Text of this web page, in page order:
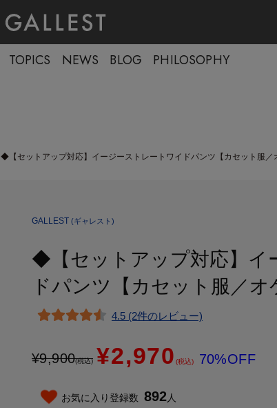
LIVE配信中！
TOPICS NEWS BLOG PHILOSOPHY
◆【セットアップ対応】イージーストレートワイドパンツ【カセット服／
GALLEST (ギャレスト)
◆【セットアップ対応】イ
ドパンツ【カセット服／オ
4.5 (2件のレビュー)
¥9,900(税込) ¥2,970 (税込) 70%OFF
お気に入り登録数 892人